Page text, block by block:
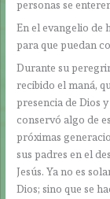
personas se
En el evangelio de
para que puedan
Durante su
recibido el maná,
presencia de Dios
conservó algo de
próximas
sus padres en el
Jesús. Ya no es
Dios; sino que se